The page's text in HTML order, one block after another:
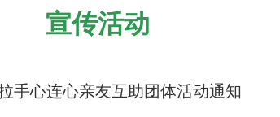
宣传活动
手心连心亲友互助团体活动通知